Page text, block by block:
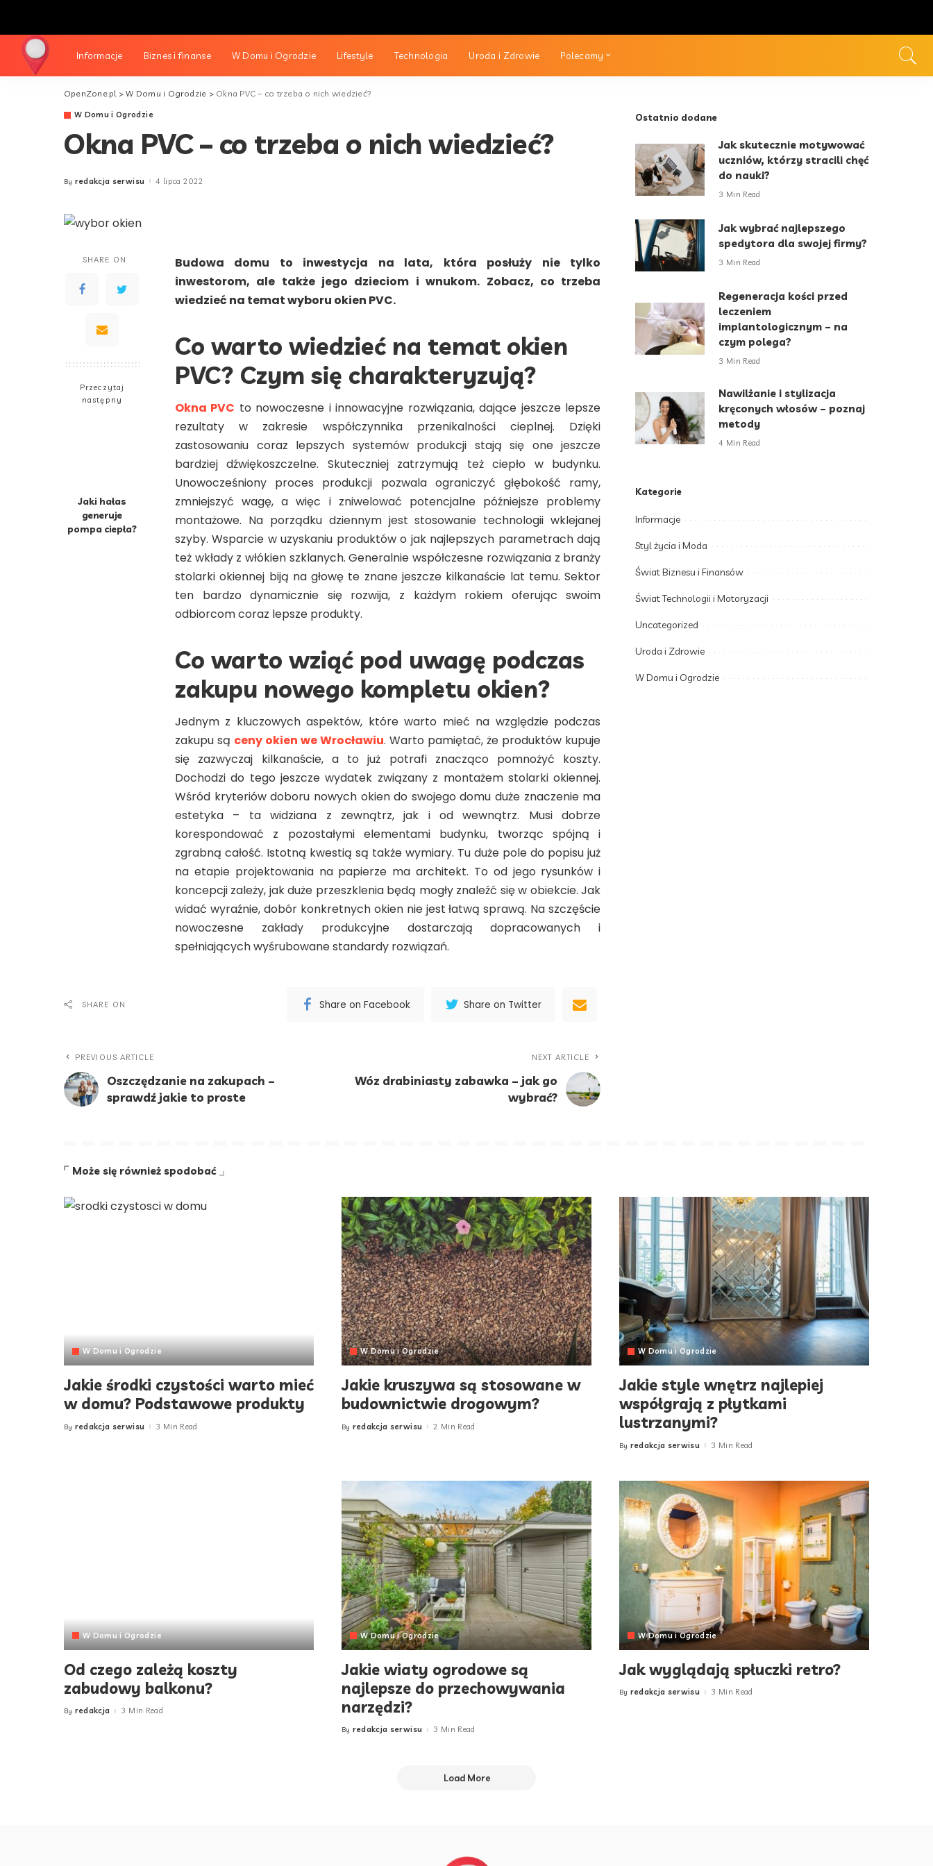
Informacje Biznes i finanse W Domu i Ogrodzie Lifestyle Technologia Uroda i Zdrowie Polecamy
OpenZone.pl>W Domu i Ogrodzie > Okna PVC – co trzeba o nich wiedzieć?
W Domu i Ogrodzie
Okna PVC – co trzeba o nich wiedzieć?
Posted
By redakcja serwisu 4 lipca 2022
SHARE ON
Przeczytaj
następny
Jaki hałas
generuje
pompa ciepła?
Budowa domu to inwestycja na lata, która posłuży nie tylko
inwestorom, ale także jego dzieciom i wnukom. Zobacz, co trzeba
wiedzieć na temat wyboru okien PVC.
Co warto wiedzieć na temat okien
PVC? Czym się charakteryzują?
Okna PVC to nowoczesne i innowacyjne rozwiązania, dające jeszcze lepsze
rezultaty w zakresie współczynnika przenikalności cieplnej. Dzięki
zastosowaniu coraz lepszych systemów produkcji stają się one jeszcze
bardziej dźwiękoszczelne. Skuteczniej zatrzymują też ciepło w budynku.
Unowocześniony proces produkcji pozwala ograniczyć głębokość ramy,
zmniejszyć wagę, a więc i zniwelować potencjalne późniejsze problemy
montażowe. Na porządku dziennym jest stosowanie technologii wklejanej
szyby. Wsparcie w uzyskaniu produktów o jak najlepszych parametrach dają
też wkłady z włókien szklanych. Generalnie współczesne rozwiązania z branży
stolarki okiennej biją na głowę te znane jeszcze kilkanaście lat temu. Sektor
ten bardzo dynamicznie się rozwija, z każdym rokiem oferując swoim
odbiorcom coraz lepsze produkty.
Co warto wziąć pod uwagę podczas
zakupu nowego kompletu okien?
Jednym z kluczowych aspektów, które warto mieć na względzie podczas
zakupu są ceny okien we Wrocławiu. Warto pamiętać, że produktów kupuje
się zazwyczaj kilkanaście, a to już potrafi znacząco pomnożyć koszty.
Dochodzi do tego jeszcze wydatek związany z montażem stolarki okiennej.
Wśród kryteriów doboru nowych okien do swojego domu duże znaczenie ma
estetyka – ta widziana z zewnątrz, jak i od wewnątrz. Musi dobrze
korespondować z pozostałymi elementami budynku, tworząc spójną i
zgrabną całość. Istotną kwestią są także wymiary. Tu duże pole do popisu już
na etapie projektowania na papierze ma architekt. To od jego rysunków i
koncepcji zależy, jak duże przeszklenia będą mogły znaleźć się w obiekcie. Jak
widać wyraźnie, dobór konkretnych okien nie jest łatwą sprawą. Na szczęście
nowoczesne zakłady produkcyjne dostarczają dopracowanych i
spełniających wyśrubowane standardy rozwiązań.
SHARE ON Share on Facebook Share on Twitter
PREVIOUS ARTICLE
Oszczędzanie na zakupach –
sprawdź jakie to proste
NEXT ARTICLE
Wóz drabiniasty zabawka – jak go
wybrać?
Ostatnio dodane
Jak skutecznie motywować
uczniów, którzy stracili chęć
do nauki?
3 Min Read
Jak wybrać najlepszego
spedytora dla swojej firmy?
3 Min Read
Regeneracja kości przed
leczeniem
implantologicznym – na
czym polega?
3 Min Read
Nawilżanie i stylizacja
kręconych włosów – poznaj
metody
4 Min Read
Kategorie
Informacje
Styl życia i Moda
Świat Biznesu i Finansów
Świat Technologii i Motoryzacji
Uncategorized
Uroda i Zdrowie
W Domu i Ogrodzie
Może się również spodobać
W Domu i Ogrodzie
Jakie środki czystości warto mieć
w domu? Podstawowe produkty
Posted
By redakcja serwisu 3 Min Read
W Domu i Ogrodzie
Jakie kruszywa są stosowane w
budownictwie drogowym?
Posted
By redakcja serwisu 2 Min Read
W Domu i Ogrodzie
Jakie style wnętrz najlepiej
współgrają z płytkami
lustrzanymi?
Posted
By redakcja serwisu 3 Min Read
W Domu i Ogrodzie
Od czego zależą koszty
zabudowy balkonu?
Posted
By redakcja 3 Min Read
W Domu i Ogrodzie
Jakie wiaty ogrodowe są
najlepsze do przechowywania
narzędzi?
Posted
By redakcja serwisu 3 Min Read
W Domu i Ogrodzie
Jak wyglądają spłuczki retro?
Posted
By redakcja serwisu 3 Min Read
Load More